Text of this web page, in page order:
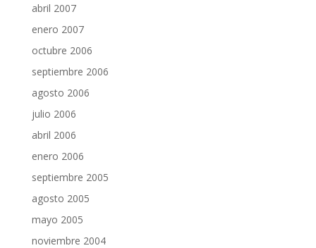
abril 2007
enero 2007
octubre 2006
septiembre 2006
agosto 2006
julio 2006
abril 2006
enero 2006
septiembre 2005
agosto 2005
mayo 2005
noviembre 2004